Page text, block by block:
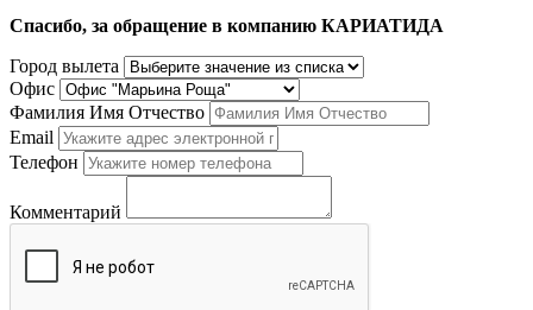
Спасибо, за обращение в компанию КАРИАТИДА
Город вылета
Офис
Фамилия Имя Отчество
Email
Телефон
Комментарий